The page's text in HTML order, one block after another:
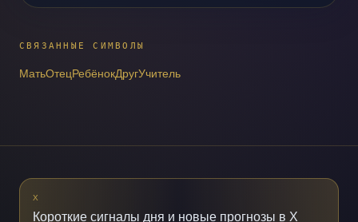
СВЯЗАННЫЕ СИМВОЛЫ
МатьОтецРебёнокДругУчитель
X
Короткие сигналы дня и новые прогнозы в X